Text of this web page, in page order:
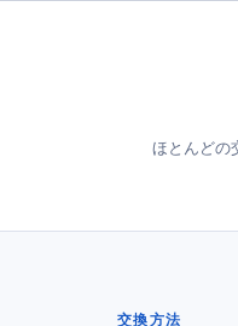
ほとんどの
交換方法